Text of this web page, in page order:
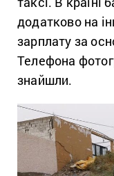
додатково на
зарплату за
Телефона
знайшли.